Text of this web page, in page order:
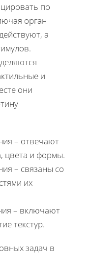
по
орган
а
и
они
– отвечают
цвета и формы.
– связаны со
их
– включают
текстур.
задач в